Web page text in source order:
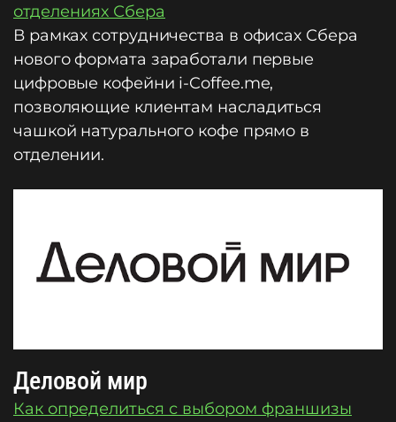
отделениях Сбера
В рамках сотрудничества в офисах Сбера
нового формата заработали первые
цифровые кофейни i-Coffee.me,
позволяющие клиентам насладиться
чашкой натурального кофе прямо в
отделении.
Деловой мир
Как определиться с выбором франшизы